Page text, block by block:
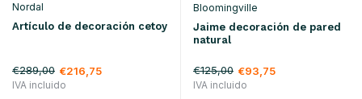
Nordal
Artículo de decoración cetoy
€289,00 €216,75
IVA incluido
Bloomingville
Jaime decoración de pared
natural
€125,00 €93,75
IVA incluido